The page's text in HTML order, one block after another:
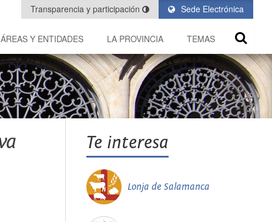
Sede Electrónica
Transparencia y participación
ÁREAS Y ENTIDADES LA PROVINCIA TEMAS
Te interesa
Lonja de Salamanca